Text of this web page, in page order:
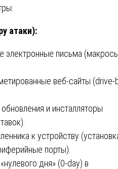
атаки):
электронные письма
веб-сайты (drive-
и инсталляторы
к устройству
порты).
дня» (0-day) в